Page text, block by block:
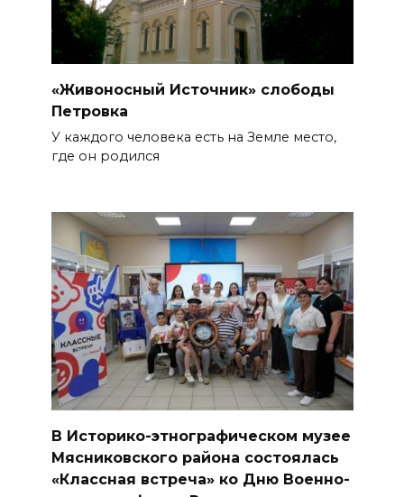
«Живоносный Источник» слободы
Петровка
У каждого человека есть на Земле место,
где он родился
В Историко-этнографическом музее
Мясниковского района состоялась
«Классная встреча» ко Дню Военно-